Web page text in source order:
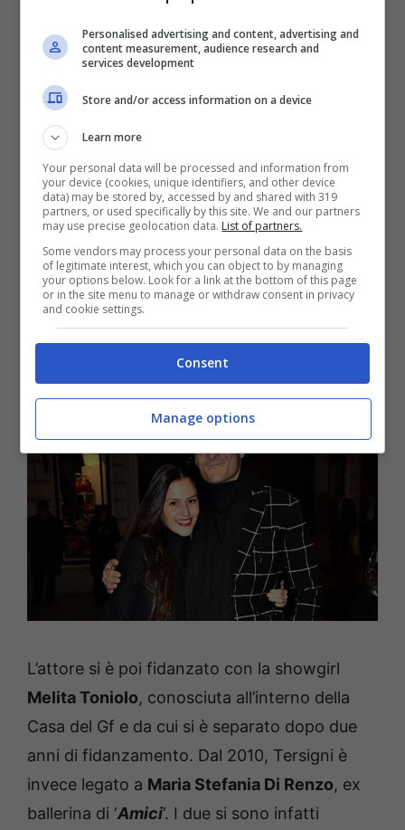
La vita privata di
Alessandro Tersigni
Prima della sua esperienza nel ‘Grande
Fratello‘,Alessandro Tersigniha avutodue
relazioni importanti. L’ultima tra queste è
durata tre anni ed è finita poco prima della
sua partecipazione al noto reality show.
L’attore si è poi fidanzato con la showgirl
Melita Toniolo, conosciuta all’interno della
Casa del Gf e da cui si è separato dopo due
anni di fidanzamento. Dal 2010, Tersigni è
invece legato a Maria Stefania Di Renzo, ex
ballerina di ‘Amici‘. I due si sono infatti
Personalised advertising and content, advertising and
content measurement, audience research and
services development
Store and/or access information on a device
Learn more
Your personal data will be processed and information from
your device (cookies, unique identifiers, and other device
data) may be stored by, accessed by and shared with 319
partners, or used specifically by this site. We and our partners
may use precise geolocation data. List of partners.
Some vendors may process your personal data on the basis
of legitimate interest, which you can object to by managing
your options below. Look for a link at the bottom of this page
or in the site menu to manage or withdraw consent in privacy
and cookie settings.
Consent
Manage options